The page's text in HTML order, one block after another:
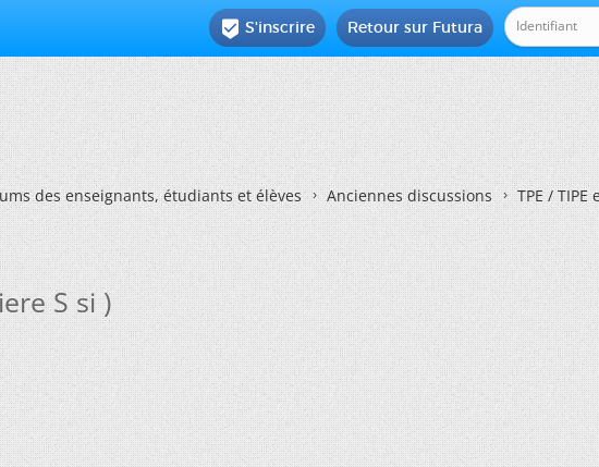
Retour sur Futura
 S'inscrire
des enseignants, étudiants et élèves Anciennes discussions TPE /
S si )